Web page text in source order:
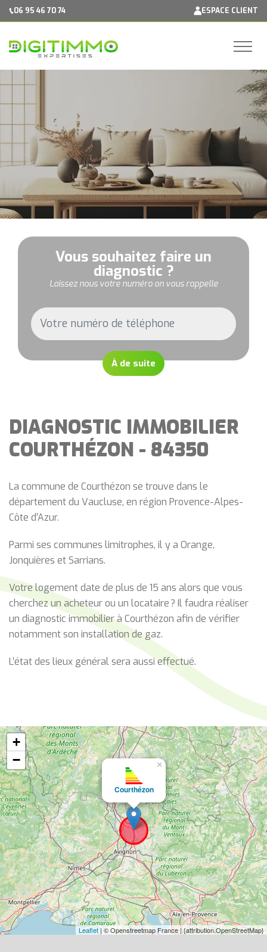
06 95 46 70 74 ESPACE CLIENT
Vous souhaitez faire un
diagnostic ?
Laissez nous votre numéro on vous rappelle
À de suite
DIAGNOSTIC IMMOBILIER
COURTHÉZON - 84350
La commune de Courthézon se trouve dans le
département du Vaucluse, en région Provence-Alpes-
Côte d’Azur.
Parmi ses communes limitrophes, il y a Orange,
Jonquières et Sarrians.
Votre logement date de plus de 15 ans alors que vous
cherchez un acheteur ou un locataire ? Il faudra réaliser
un diagnostic immobilier à Courthézon afin de vérifier
notamment son installation de gaz.
L’état des lieux général sera aussi effectué.
Courthézon
×
+
−
Leaflet| © Openstreetmap France | {attribution.OpenStreetMap}
Panneau de gestion des cookies